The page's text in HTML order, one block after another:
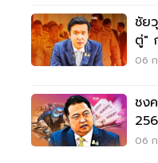
ชัย
ตู่"
06
ชง
06